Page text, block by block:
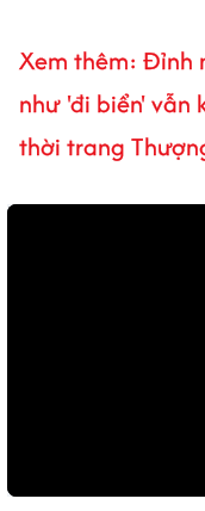
Xem thêm: Đỉnh
như 'đi biển' vẫn
thời trang